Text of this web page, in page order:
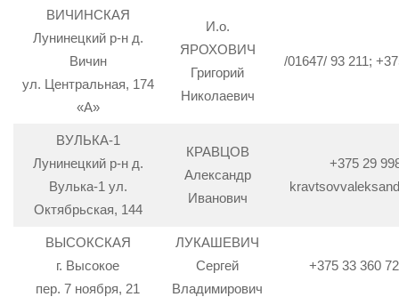
ВИЧИНСКАЯ
Лунинецкий р-н д.
Вичин
ул. Центральная, 174
«А»
И.о.
ЯРОХОВИЧ
Григорий
Николаевич
/01647/ 93 211;
ВУЛЬКА-1
Лунинецкий р-н д.
Вулька-1 ул.
Октябрьская, 144
КРАВЦОВ
Александр
Иванович
+375 29
ВЫСОКСКАЯ
г. Высокое
пер. 7 ноября, 21
ЛУКАШЕВИЧ
Сергей
Владимирович
+375 33 360